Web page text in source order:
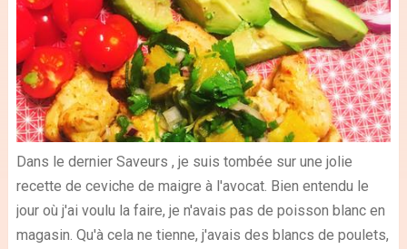
Dans le dernier Saveurs , je suis tombée sur une jolie
recette de ceviche de maigre à l'avocat. Bien entendu le
jour où j'ai voulu la faire, je n'avais pas de poisson blanc en
magasin. Qu'à cela ne tienne, j'avais des blancs de poulets,